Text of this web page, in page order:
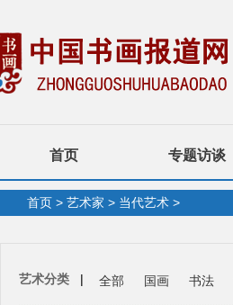
首页 专题访谈
首页 > 艺术家 > 当代艺术 >
艺术分类 | 全部 国画 书法